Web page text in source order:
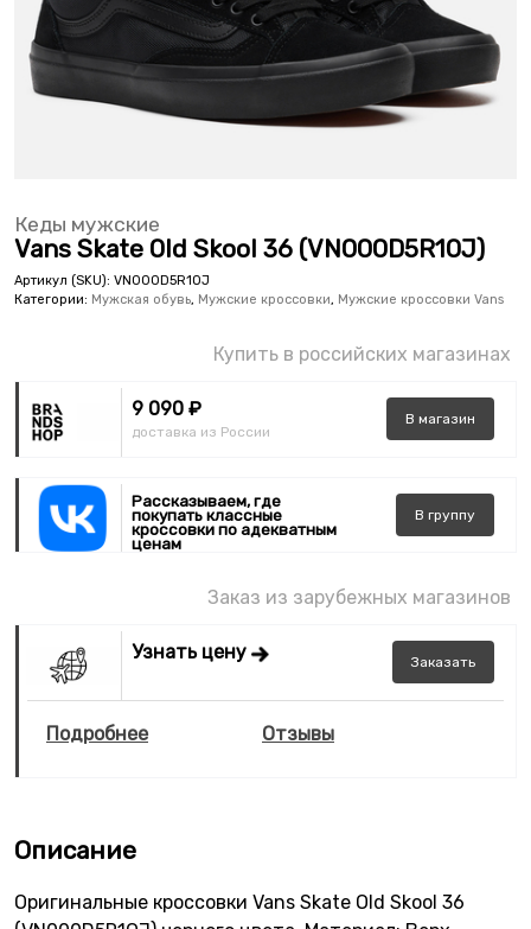
Кеды мужские
Vans Skate Old Skool 36 (VN000D5R1OJ)
Артикул (SKU): VN000D5R1OJ
Категории: Мужская обувь, Мужские кроссовки, Мужские кроссовки Vans
Купить в российских магазинах
9 090 ₽
доставка из России
В магазин
Рассказываем, где
покупать классные
кроссовки по адекватным
ценам
В группу
Заказ из зарубежных магазинов
Узнать цену Заказать
Подробнее Отзывы
Описание
Оригинальные кроссовки Vans Skate Old Skool 36